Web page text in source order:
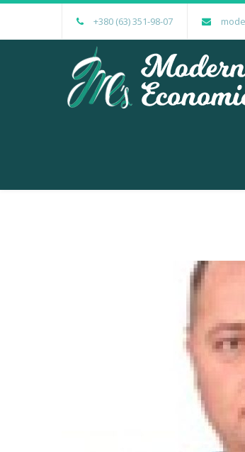
+380 (63) 351-98-07